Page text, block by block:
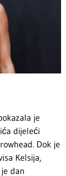
je
dijeleći
Dok je
Kelsija,
dan